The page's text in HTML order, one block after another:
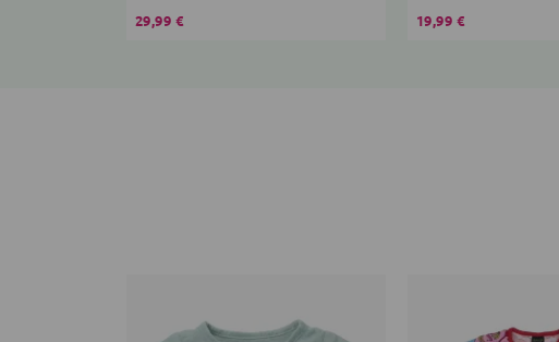
29,99 € 19,99 €